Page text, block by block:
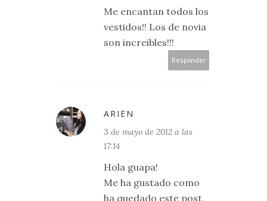
Me encantan todos los
vestidos!! Los de novia
son increibles!!!
Responder
ARIEN
3 de mayo de 2012 a las
17:14
Hola guapa!
Me ha gustado como
ha quedado este post,